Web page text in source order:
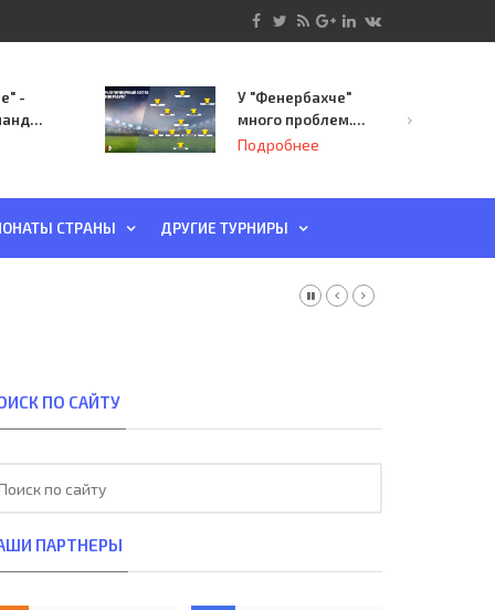
-
У "Фенербахче"
много проблем.
Но он опасен для
Подробнее
СТРАНЫ ДРУГИЕ ТУРНИРЫ
ПО САЙТУ
ПАРТНЕРЫ